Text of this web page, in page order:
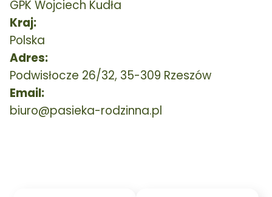
GPK Wojciech Kudła
Kraj:
Polska
Adres:
Podwisłocze 26/32, 35-309 Rzeszów
Email:
biuro@pasieka-rodzinna.pl